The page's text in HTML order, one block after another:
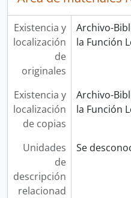
Existencia y
localización
de
originales
Archivo-
la Función
Existencia y
localización
de copias
Archivo-
la Función
Unidades
de
descripción
relacionad
Se